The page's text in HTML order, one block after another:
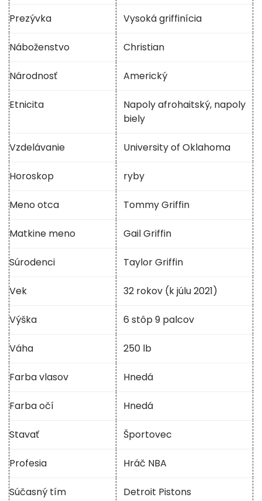
Prezývka Vysoká griffinícia
Náboženstvo Christian
Národnosť Americký
Etnicita
Napoly afrohaitský, napoly
biely
Vzdelávanie University of Oklahoma
Horoskop ryby
Meno otca Tommy Griffin
Matkine meno Gail Griffin
Súrodenci Taylor Griffin
Vek 32 rokov (k júlu 2021)
Výška 6 stôp 9 palcov
Váha 250 lb
Farba vlasov Hnedá
Farba očí Hnedá
Stavať Športovec
Profesia Hráč NBA
Súčasný tím Detroit Pistons